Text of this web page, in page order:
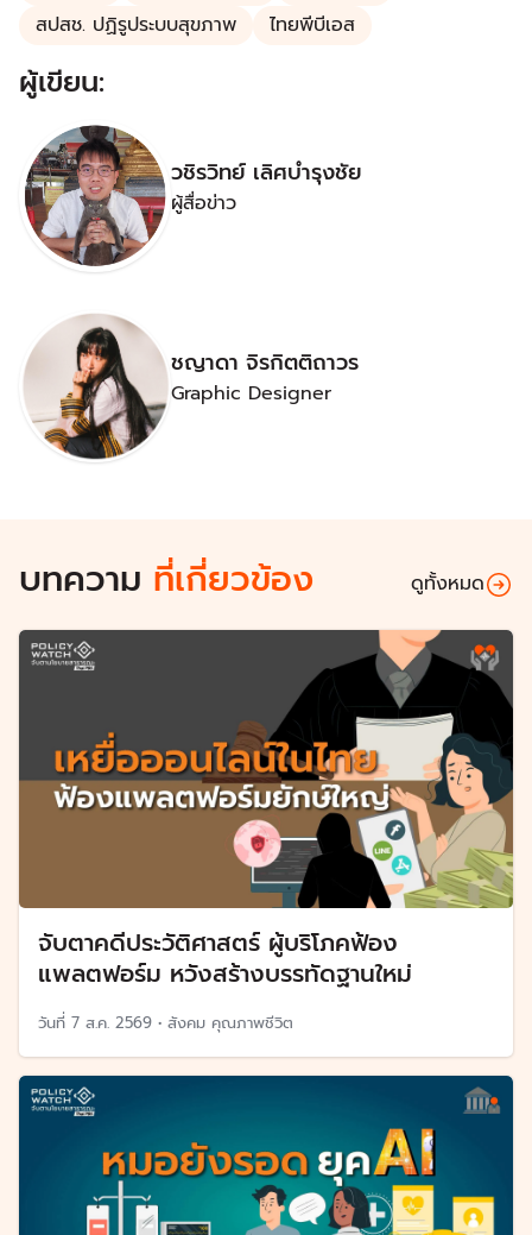
สปสช. ปฏิรูประบบสุขภาพ
ไทยพีบีเอส
ผู้เขียน:
วชิรวิทย์ เลิศบำรุงชัย
ผู้สื่อข่าว
ชญาดา จิรกิตติถาวร
Graphic Designer
บทความ ที่เกี่ยวข้อง ดูทั้งหมด
จับตาคดีประวัติศาสตร์ ผู้บริโภคฟ้อง
แพลตฟอร์ม หวังสร้างบรรทัดฐานใหม่
วันที่ 7 ส.ค. 2569 • สังคม คุณภาพชีวิต